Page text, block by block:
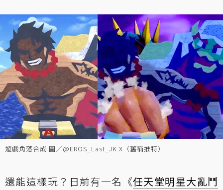
遊戲角落合成 圖／@EROS_Last_JK X（舊稱推特）
還能這樣玩？日前有一名《任天堂明星大亂鬥